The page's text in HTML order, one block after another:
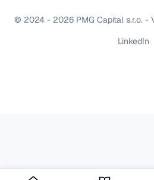
© 2024 - 2026 PMG Capital s.r.o. -
LinkedIn